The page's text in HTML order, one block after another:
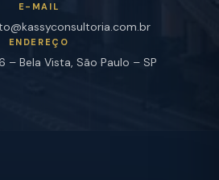
E-MAIL
ENDEREÇO
– Bela Vista, São Paulo – SP